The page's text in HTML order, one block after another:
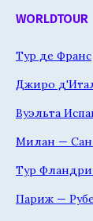
WORLDTOUR
Тур де Франс
Джиро
Вуэльта
Милан —
Тур
Париж —